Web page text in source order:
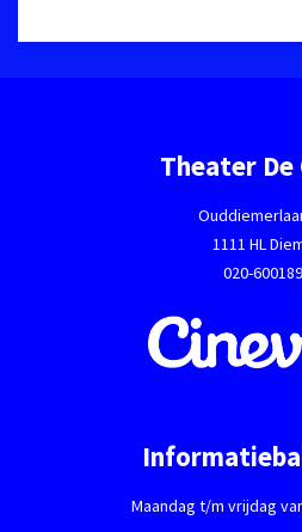
Theater De
1111 HL
020-
Maandag t/m vrijdag